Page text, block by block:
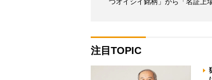
注目TOPIC